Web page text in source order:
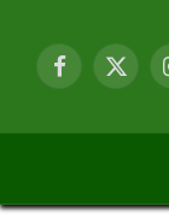
Facebook
X